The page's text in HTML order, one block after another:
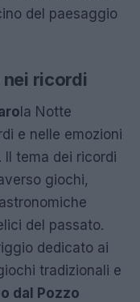
del paesaggio
ricordi
la Notte
e nelle emozioni
tema dei ricordi
giochi,
del passato.
dedicato ai
tradizionali e
dal Pozzo